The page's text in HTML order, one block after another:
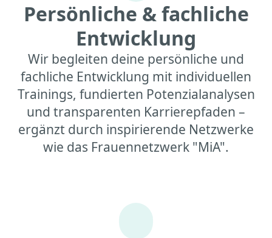
Persönliche & fachliche
Entwicklung
Wir begleiten deine persönliche und
fachliche Entwicklung mit individuellen
Trainings, fundierten Potenzialanalysen
und transparenten Karrierepfaden –
ergänzt durch inspirierende Netzwerke
wie das Frauennetzwerk "MiA".